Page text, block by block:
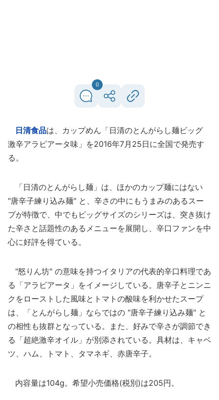
0
日清食品は、カップめん「日清のとんがらし麺ビッグ
激辛アラビアータ味」を2016年7月25日に全国で発売す
る。
「日清のとんがらし麺」は、ほかのカップ麺にはない
"唐辛子練り込み麺" と、辛さの中にもうまみのあるスー
プが特徴で、中でもビッグサイズのシリーズは、突き抜け
た辛さと話題性のあるメニューを展開し、辛口ファンを中
心に好評を得ている。
"怒りん坊" の意味を持つイタリアの代表的辛口料理であ
る「アラビアータ」をイメージしている。唐辛子とニンニ
クをローストした風味とトマトの酸味を利かせたスープ
は、「とんがらし麺」ならではの "唐辛子練り込み麺" と
の相性も抜群となっている。また、好みで辛さが調節でき
る「超絶激辛オイル」が別添されている。具材は、キャベ
ツ、ハム、トマト、タマネギ、赤唐辛子。
内容量は104g。希望小売価格(税別)は205円。